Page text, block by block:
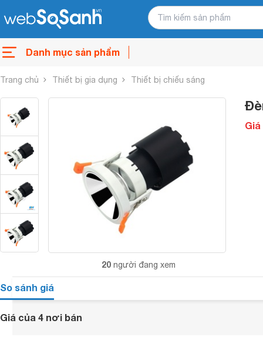
Danh mục sản phẩm
Trang chủ Thiết bị gia dụng Thiết bị chiếu sáng
20 người đang xem
So sánh giá
Giá của 4 nơi bán